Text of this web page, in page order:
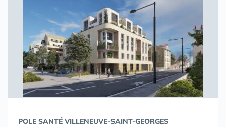
POLE SANTÉ VILLENEUVE-SAINT-GEORGES